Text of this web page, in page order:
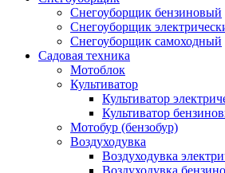
Снегоуборщик бензиновый
Снегоуборщик
Снегоуборщик самоходный
Садовая техника
Мотоблок
Культиватор
Культиватор
Культиватор
Мотобур (бензобур)
Воздуходувка
Воздуходувка
Воздуходувка